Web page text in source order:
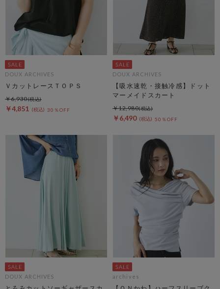
DOUX ARCHIVES
ＶカットレースＴＯＰＳ
￥4,851 30％OFF
￥6,930
DOUX ARCHIVES
【吸水速乾・接触冷感】ドット
マーメイドスカート
￥6,490 50％OFF
￥12,980
DOUX ARCHIVES archives